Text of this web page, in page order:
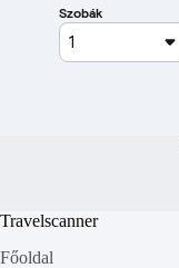
Travelscanner
Főoldal